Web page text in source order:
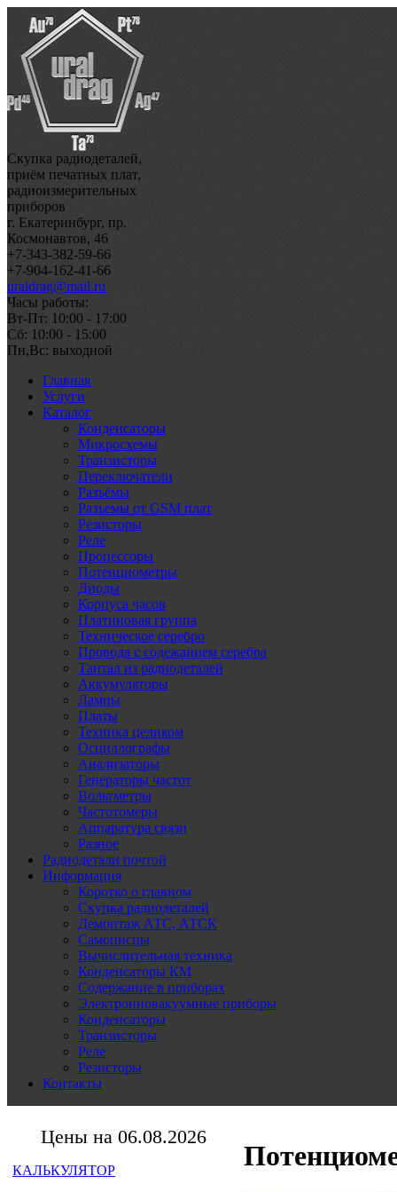
Скупка радиодеталей,
приём печатных плат,
радиоизмерительных
приборов
г. Екатеринбург, пр.
Космонавтов, 46
+7-343-382-59-66
+7-904-162-41-66
uraldrag@mail.ru
Часы работы:
Вт-Пт: 10:00 - 17:00
Сб: 10:00 - 15:00
Пн,Вс: выходной
Главная
Услуги
Каталог
Конденсаторы
Микросхемы
Транзисторы
Переключатели
Разъёмы
Разъемы от GSM плат
Резисторы
Реле
Процессоры
Потенциометры
Диоды
Корпуса часов
Платиновая группа
Техническое серебро
Провода с содежанием серебра
Тантал из радиодеталей
Аккумуляторы
Лампы
Платы
Техника целиком
Осциллографы
Анализаторы
Генераторы частот
Вольтметры
Частотомеры
Аппаратура связи
Разное
Радиодетали почтой
Информация
Коротко о главном
Скупка радиодеталей
Демонтаж АТС, АТСК
Самописцы
Вычислительная техника
Конденсаторы КМ
Содержание в приборах
Электронновакуумные приборы
Конденсаторы
Транзисторы
Реле
Резисторы
Контакты
Цены на 06.08.2026
КАЛЬКУЛЯТОР